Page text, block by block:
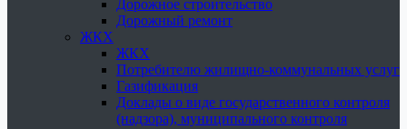
Дорожное строительство
Дорожный ремонт
ЖКХ
ЖКХ
Потребителю жилищно-коммунальных услуг
Газификация
Доклады о виде государственного контроля
(надзора), муниципального контроля